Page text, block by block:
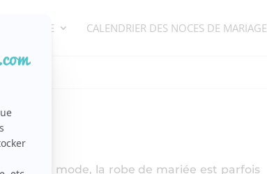
MARIAGE CALENDRIER DES NOCES DE MARIAGE
de mode, la robe de mariée est parfois